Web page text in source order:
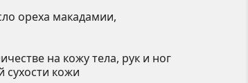
ореха макадамии,
на кожу тела, рук и ног
кожи